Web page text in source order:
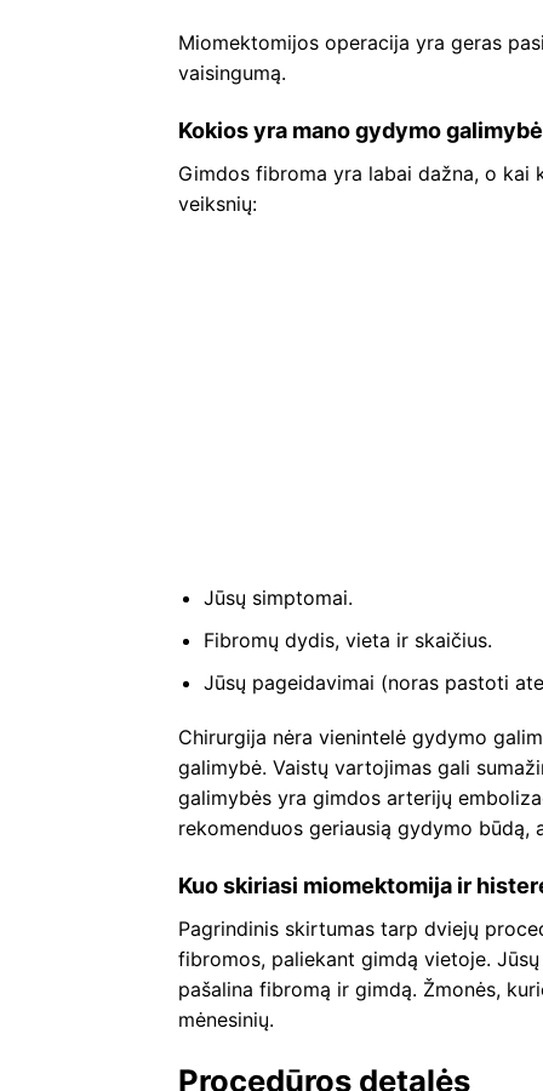
Miomektomijos operacija yra geras
vaisingumą.
Kokios yra mano gydymo
Gimdos fibroma yra labai dažna, o kai
veiksnių:
Jūsų simptomai.
Fibromų dydis, vieta ir skaičius.
Jūsų pageidavimai (noras pastoti
Chirurgija nėra vienintelė gydymo
galimybė. Vaistų vartojimas gali
galimybės yra gimdos arterijų
rekomenduos geriausią gydymo
Kuo skiriasi miomektomija ir
Pagrindinis skirtumas tarp dviejų
fibromos, paliekant gimdą vietoje.
pašalina fibromą ir gimdą. Žmonės,
mėnesinių.
Procedūros detalės